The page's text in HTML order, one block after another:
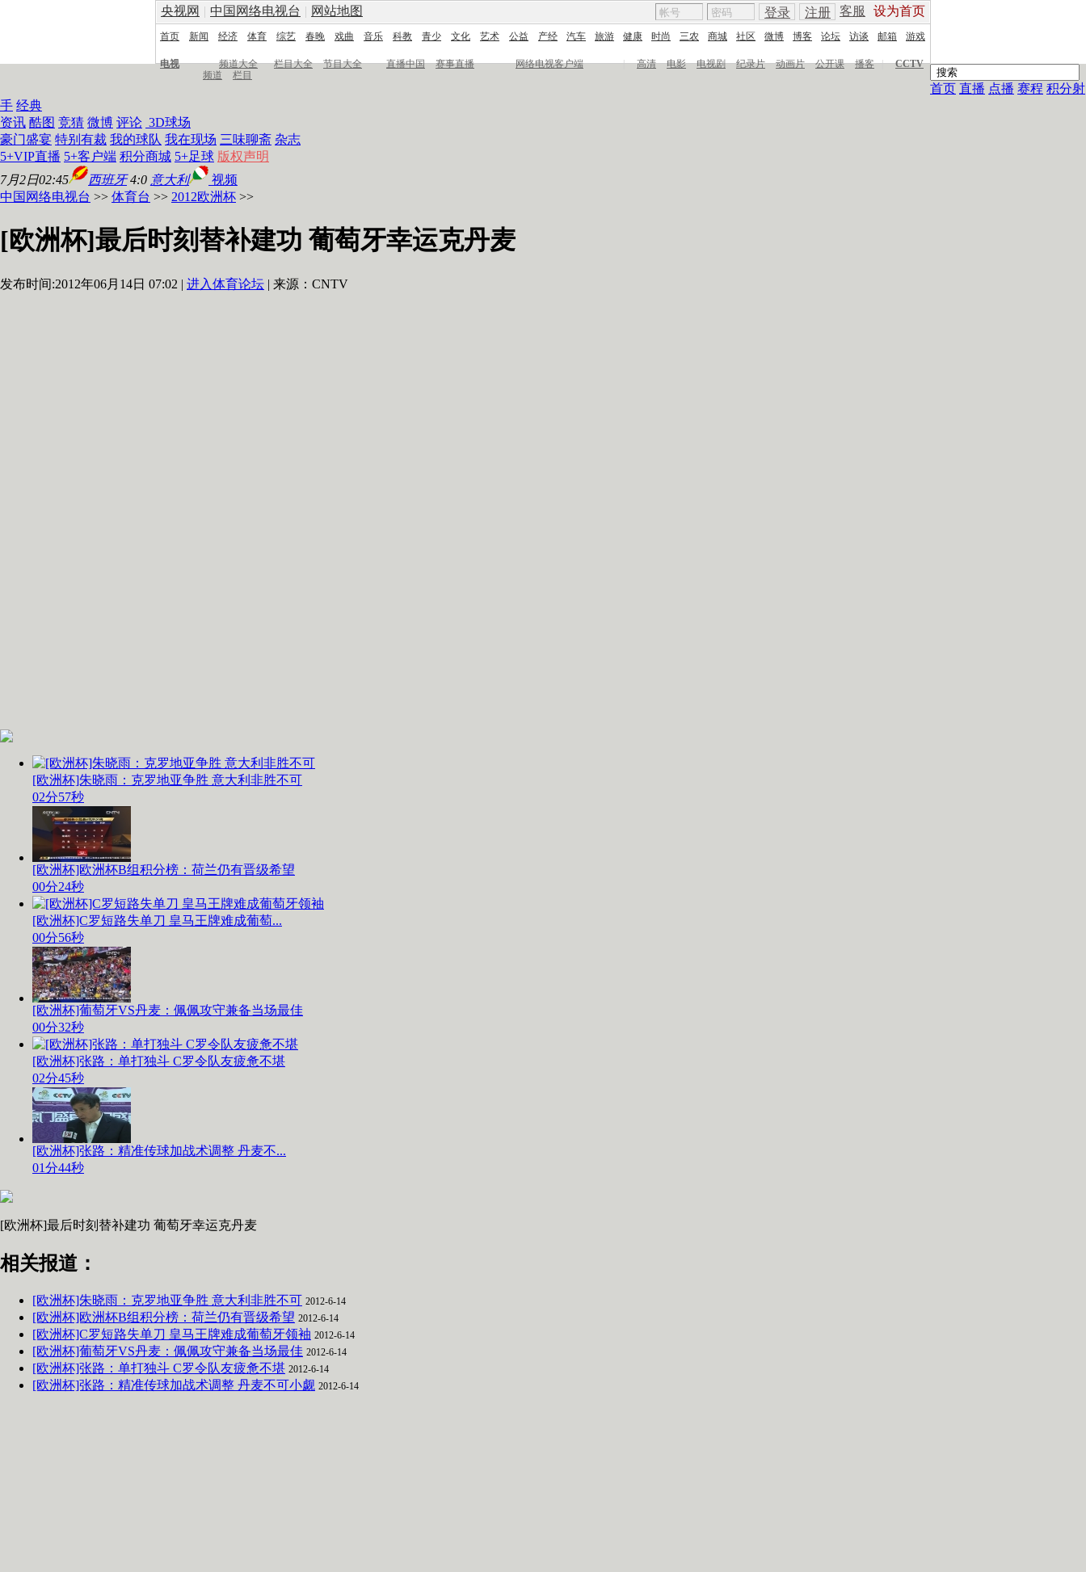
央视网 | 中国网络电视台 | 网站地图 客服 设为首页
登录 注册
首页 新闻 经济 体育 综艺 春晚 戏曲 音乐 科教 青少 文化 艺术 公益 产经 汽车 旅游 健康 时尚 三农 商城 社区 微博 博客 论坛 访谈 邮箱 游戏
电视 频道大全 栏目大全 节目大全 直播中国 赛事直播 网络电视客户端 | 高清 电影 电视剧 纪录片 动画片 公开课 播客 |
CCTV
频道
栏目
首页 直播 点播 赛程 积分射
手 经典
资讯 酷图 竞猜 微博 评论 3D球场
豪门盛宴 特别有裁 我的球队 我在现场 三味聊斋 杂志
5+VIP直播 5+客户端 积分商城 5+足球 版权声明
7月2日02:45
西班牙4:0 意大利
视频
中国网络电视台 >> 体育台 >> 2012欧洲杯 >>
[欧洲杯]最后时刻替补建功 葡萄牙幸运克丹麦
发布时间:2012年06月14日 07:02 | 进入体育论坛 | 来源：CNTV
[欧洲杯]朱晓雨：克罗地亚争胜 意大利非胜不可
02分57秒
[欧洲杯]欧洲杯B组积分榜：荷兰仍有晋级希望
00分24秒
[欧洲杯]C罗短路失单刀 皇马王牌难成葡萄...
00分56秒
[欧洲杯]葡萄牙VS丹麦：佩佩攻守兼备当场最佳
00分32秒
[欧洲杯]张路：单打独斗 C罗令队友疲惫不堪
02分45秒
[欧洲杯]张路：精准传球加战术调整 丹麦不...
01分44秒
[欧洲杯]最后时刻替补建功 葡萄牙幸运克丹麦
相关报道：
[欧洲杯]朱晓雨：克罗地亚争胜 意大利非胜不可 2012-6-14
[欧洲杯]欧洲杯B组积分榜：荷兰仍有晋级希望 2012-6-14
[欧洲杯]C罗短路失单刀 皇马王牌难成葡萄牙领袖 2012-6-14
[欧洲杯]葡萄牙VS丹麦：佩佩攻守兼备当场最佳 2012-6-14
[欧洲杯]张路：单打独斗 C罗令队友疲惫不堪 2012-6-14
[欧洲杯]张路：精准传球加战术调整 丹麦不可小觑 2012-6-14